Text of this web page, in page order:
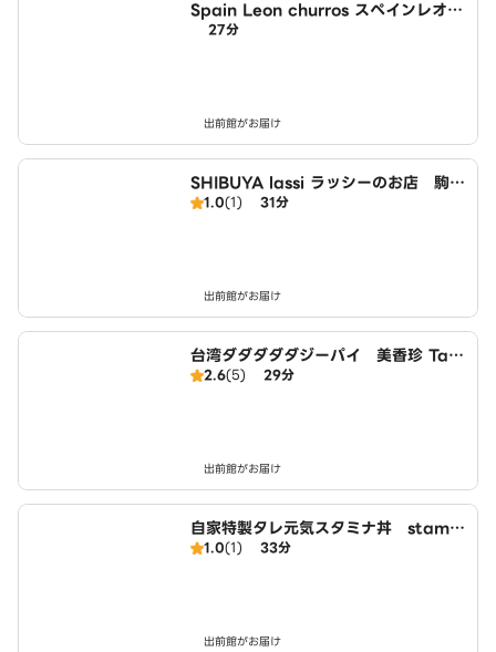
Spain Leon churros スペインレオン
チュロス 駒込店
27分
出前館がお届け
SHIBUYA lassi ラッシーのお店 駒込
店1.0(1) 31分
出前館がお届け
台湾ダダダダダジーパイ 美香珍 Tai
wan huge fried chicken 駒込店
2.6(5) 29分
出前館がお届け
自家特製タレ元気スタミナ丼 stamin
a bowl 駒込店
1.0(1) 33分
出前館がお届け